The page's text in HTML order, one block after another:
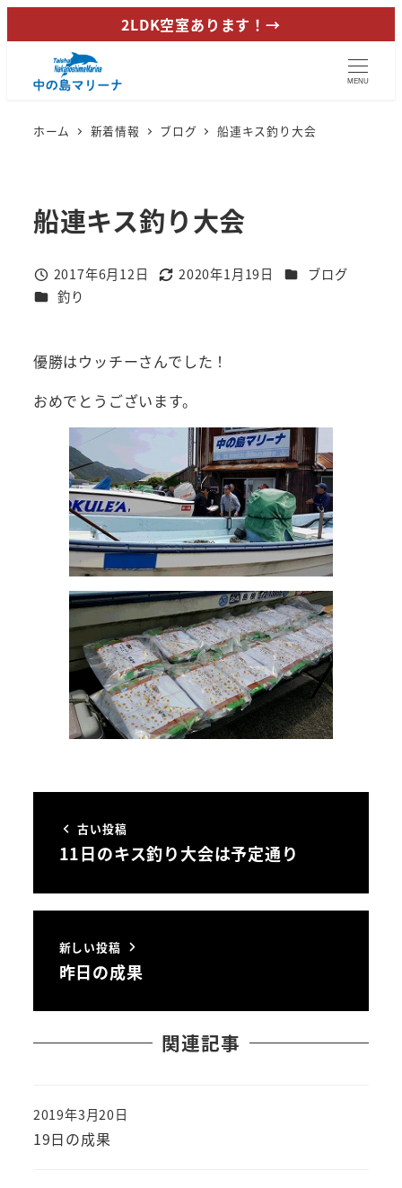
イ
2LDK空室あります！→
MENU
ホーム 新着情報 ブログ 船連キス釣り大会
船連キス釣り大会
投稿日
2017年6月12日
更新日
2020年1月19日 カテゴリー
ブログ
カテゴリー
釣り
優勝はウッチーさんでした！
おめでとうございます。
古い投稿
11日のキス釣り大会は予定通り
新しい投稿
昨日の成果
関連記事
19日の成果
投稿日
2019年3月20日